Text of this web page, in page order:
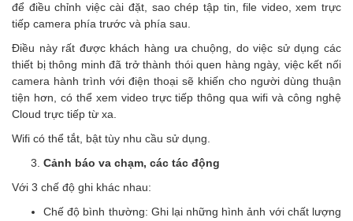
để điều chỉnh việc cài đặt, sao chép tập tin, file video, xem trực
tiếp camera phía trước và phía sau.
Điều này rất được khách hàng ưa chuộng, do việc sử dụng các
thiết bị thông minh đã trở thành thói quen hàng ngày, việc kết nối
camera hành trình với điện thoại sẽ khiến cho người dùng thuận
tiện hơn, có thể xem video trực tiếp thông qua wifi và công nghệ
Cloud trực tiếp từ xa.
Wifi có thể tắt, bật tùy nhu cầu sử dụng.
Cảnh báo va chạm, các tác động
Với 3 chế độ ghi khác nhau:
Chế độ bình thường: Ghi lại những hình ảnh với chất lượng